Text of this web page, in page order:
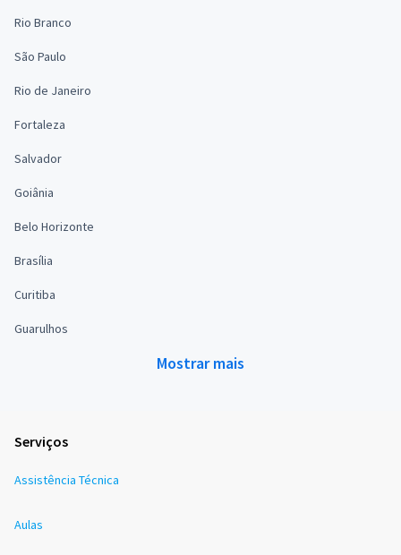
Rio Branco
São Paulo
Rio de Janeiro
Fortaleza
Salvador
Goiânia
Belo Horizonte
Brasília
Curitiba
Guarulhos
Mostrar mais
Serviços
Assistência Técnica
Aulas